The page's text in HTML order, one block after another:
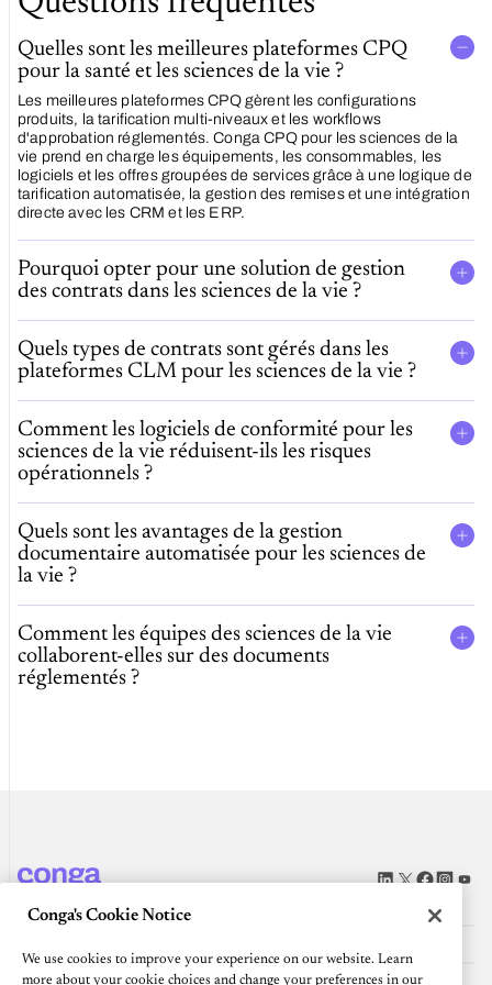
Quelles sont les meilleures plateformes CPQ
pour la santé et les sciences de la vie ?
Les meilleures plateformes CPQ gèrent les configurations
produits, la tarification multi-niveaux et les workflows
d'approbation réglementés. Conga CPQ pour les sciences de la
vie prend en charge les équipements, les consommables, les
logiciels et les offres groupées de services grâce à une logique de
tarification automatisée, la gestion des remises et une intégration
directe avec les CRM et les ERP.
Pourquoi opter pour une solution de gestion
des contrats dans les sciences de la vie ?
Quels types de contrats sont gérés dans les
plateformes CLM pour les sciences de la vie ?
Comment les logiciels de conformité pour les
sciences de la vie réduisent-ils les risques
opérationnels ?
Quels sont les avantages de la gestion
documentaire automatisée pour les sciences de
la vie ?
Comment les équipes des sciences de la vie
collaborent-elles sur des documents
réglementés ?
Plateforme
Conga's Cookie Notice
We use cookies to improve your experience on our website. Learn
more about your cookie choices and change your preferences in our